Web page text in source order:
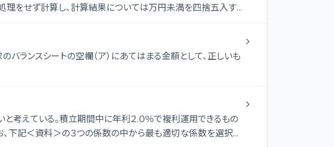
理をせず計算し、計算結果については万円未満を四捨五入す
ランスシートの空欄（ア）にあてはまる金額として、正しいも
考えている。積立期間中に年利２.０％で複利運用できるもの
、下記＜資料＞の３つの係数の中から最も適切な係数を選択し